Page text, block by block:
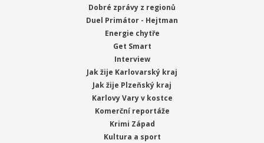
Dobré zprávy z regionů
Duel Primátor - Hejtman
Energie chytře
Get Smart
Interview
Jak žije Karlovarský kraj
Jak žije Plzeňský kraj
Karlovy Vary v kostce
Komerční reportáže
Krimi Západ
Kultura a sport